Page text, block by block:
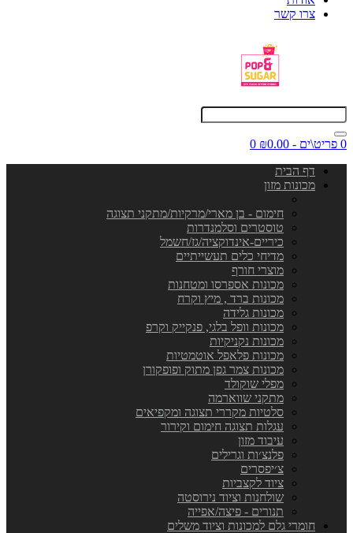
צרו קשר
0 פריט\ים - ₪0.00
0
דף הבית
מכונות מזון
חימום - בן מארי/מרקיות/מתקני תצוגה
טוסטרים וסלמנדרות
כיריים-אינדוקציה/גז/חשמל
מדיחי כלים תעשייתיים
מוצרי חורף
מכונות אספרסו ומטחנות
מכונות ברד , מיץ וקרח
מכונות גלידה
מכונות וופל בלגי, פנקייק וקרפ
מכונות נקניקיות
מכונות פלאפל אוטמטיות
מכונות צמר גפן מתוק ופופקורן
מפלי שוקולד
מתקני שווארמה
סלטיות מקררי תצוגה ומקפיאים
עגלות תצוגה חימום וקירור
עיבוד מזון
פלנצ׳ות וגרילים
צ׳יפסרים
ציוד לקצביות
שולחנות וציוד נירוסטה
תנורים - פיצה/אפייה
חומרי גלם למכונות וציוד משלים